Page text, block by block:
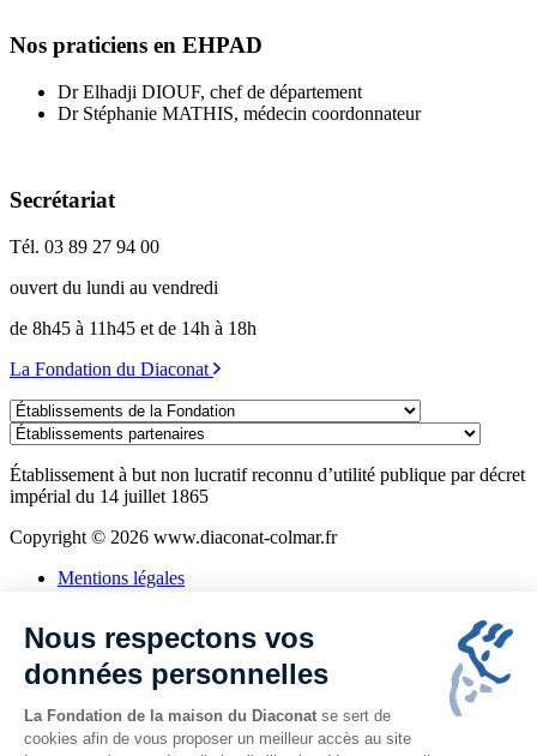
Nos praticiens en EHPAD
Dr Elhadji DIOUF, chef de département
Dr Stéphanie MATHIS, médecin coordonnateur
Secrétariat
Tél. 03 89 27 94 00
ouvert du lundi au vendredi
de 8h45 à 11h45 et de 14h à 18h
La Fondation du Diaconat
Établissements
de
la
Fondation
Établissements
Établissement à but non lucratif reconnu d’utilité publique par décret
impérial du 14 juillet 1865
Copyright © 2026 www.diaconat-colmar.fr
Mentions légales
Plan du site
Alsa'Seniors
Assistante sociale
Nous respectons vos
données personnelles
La Fondation de la maison du Diaconat se sert de
cookies afin de vous proposer un meilleur accès au site